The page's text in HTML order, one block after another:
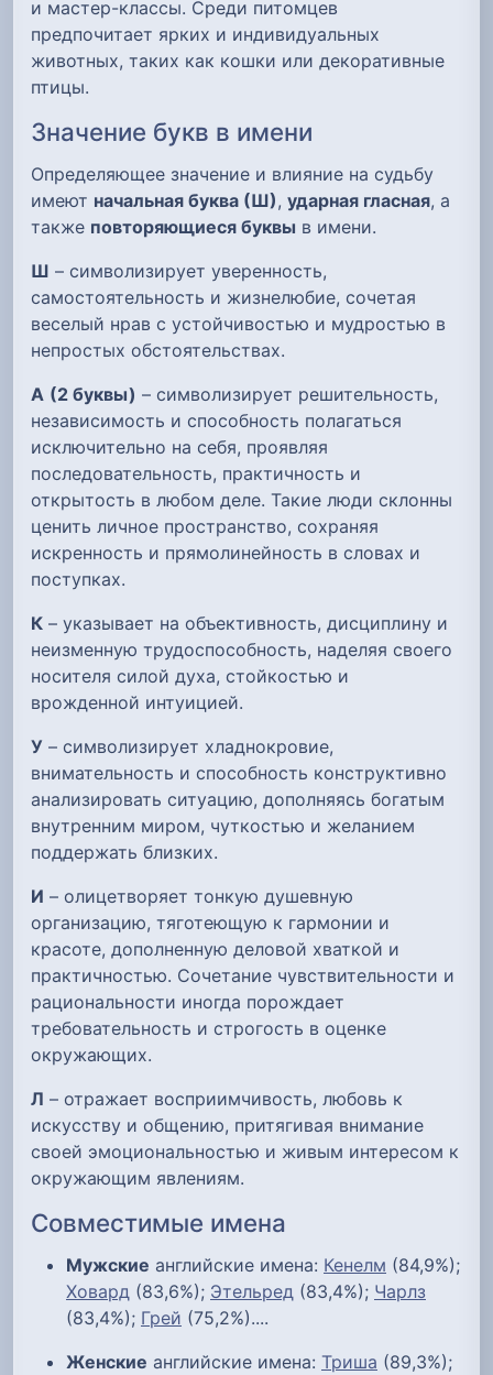
и мастер-классы. Среди питомцев
предпочитает ярких и индивидуальных
животных, таких как кошки или декоративные
птицы.
Значение букв в имени
Определяющее значение и влияние на судьбу
имеют начальная буква (Ш), ударная гласная, а
также повторяющиеся буквы в имени.
Ш – символизирует уверенность,
самостоятельность и жизнелюбие, сочетая
веселый нрав с устойчивостью и мудростью в
непростых обстоятельствах.
А (2 буквы) – символизирует решительность,
независимость и способность полагаться
исключительно на себя, проявляя
последовательность, практичность и
открытость в любом деле. Такие люди склонны
ценить личное пространство, сохраняя
искренность и прямолинейность в словах и
поступках.
К – указывает на объективность, дисциплину и
неизменную трудоспособность, наделяя своего
носителя силой духа, стойкостью и
врожденной интуицией.
У – символизирует хладнокровие,
внимательность и способность конструктивно
анализировать ситуацию, дополняясь богатым
внутренним миром, чуткостью и желанием
поддержать близких.
И – олицетворяет тонкую душевную
организацию, тяготеющую к гармонии и
красоте, дополненную деловой хваткой и
практичностью. Сочетание чувствительности и
рациональности иногда порождает
требовательность и строгость в оценке
окружающих.
Л – отражает восприимчивость, любовь к
искусству и общению, притягивая внимание
своей эмоциональностью и живым интересом к
окружающим явлениям.
Совместимые имена
Мужские английские имена: Кенелм (84,9%);
Ховард (83,6%); Этельред (83,4%); Чарлз
(83,4%); Грей (75,2%)....
Женские английские имена: Триша (89,3%);